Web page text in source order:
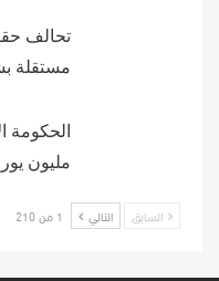
تحالف
مستقلة
مليون
السابق التالي 1 من 210